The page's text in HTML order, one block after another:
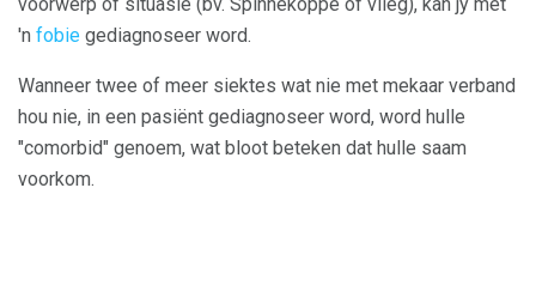
'n fobie gediagnoseer word.
Wanneer twee of meer siektes wat nie met mekaar verband
hou nie, in een pasiënt gediagnoseer word, word hulle
"comorbid" genoem, wat bloot beteken dat hulle saam
voorkom.